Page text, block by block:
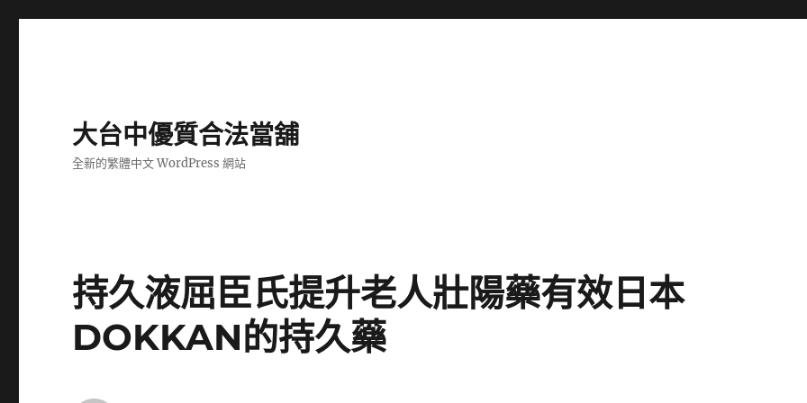
大台中優質合法當舖
全新的繁體中文 WordPress 網站
持久液屈臣氏提升老人壯陽藥有效日本
DOKKAN的持久藥